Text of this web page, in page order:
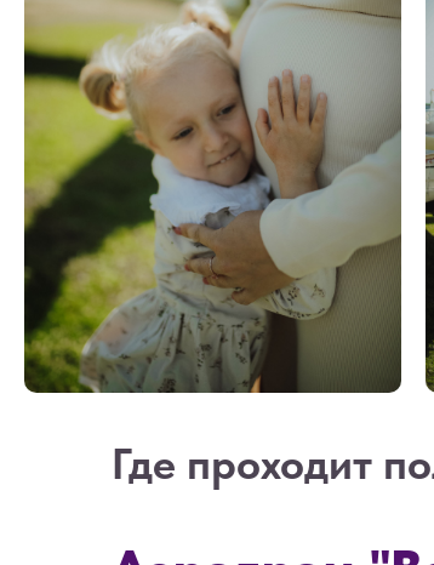
Где проходит